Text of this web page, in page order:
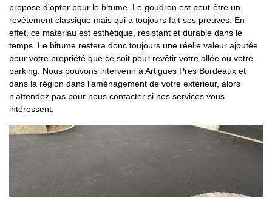
propose d’opter pour le bitume. Le goudron est peut-être un
revêtement classique mais qui a toujours fait ses preuves. En
effet, ce matériau est esthétique, résistant et durable dans le
temps. Le bitume restera donc toujours une réelle valeur ajoutée
pour votre propriété que ce soit pour revêtir votre allée ou votre
parking. Nous pouvons intervenir à Artigues Pres Bordeaux et
dans la région dans l’aménagement de votre extérieur, alors
n’attendez pas pour nous contacter si nos services vous
intéressent.